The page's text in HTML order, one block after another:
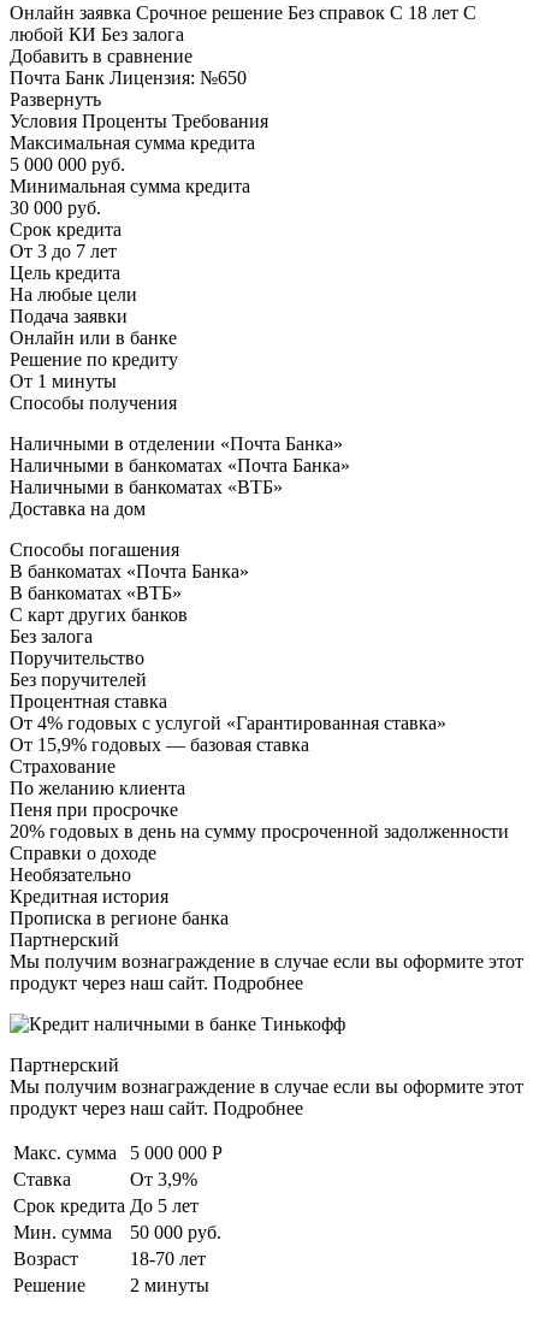
Онлайн заявка Срочное решение Без справок С 18 лет С
любой КИ Без залога
Добавить в сравнение
Почта Банк Лицензия: №650
Развернуть
Условия Проценты Требования
Максимальная сумма кредита
5 000 000 руб.
Минимальная сумма кредита
30 000 руб.
Срок кредита
От 3 до 7 лет
Цель кредита
На любые цели
Подача заявки
Онлайн или в банке
Решение по кредиту
От 1 минуты
Способы получения
Наличными в отделении «Почта Банка»
Наличными в банкоматах «Почта Банка»
Наличными в банкоматах «ВТБ»
Доставка на дом
Способы погашения
В банкоматах «Почта Банка»
В банкоматах «ВТБ»
С карт других банков
Без залога
Поручительство
Без поручителей
Процентная ставка
От 4% годовых с услугой «Гарантированная ставка»
От 15,9% годовых — базовая ставка
Страхование
По желанию клиента
Пеня при просрочке
20% годовых в день на сумму просроченной задолженности
Справки о доходе
Необязательно
Кредитная история
Прописка в регионе банка
Партнерский
Мы получим вознаграждение в случае если вы оформите этот
продукт через наш сайт. Подробнее
Партнерский
Мы получим вознаграждение в случае если вы оформите этот
продукт через наш сайт. Подробнее
Макс. сумма
5 000 000 Р
Ставка
От 3,9%
Срок кредита До 5 лет
Мин. сумма
50 000 руб.
Возраст
18-70 лет
Решение
2 минуты